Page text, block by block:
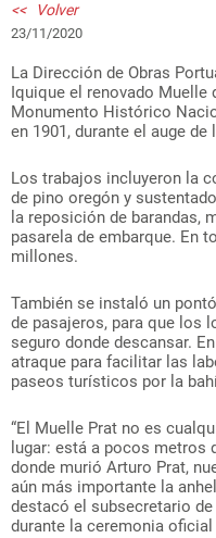
<< Volver
23/11/2020
La Dirección de Obras
Iquique el renovado Muelle
Monumento Histórico
en 1901, durante el auge
Los trabajos incluyeron la
de pino oregón y
la reposición de barandas,
pasarela de embarque. En
millones.
También se instaló un
de pasajeros, para que los
seguro donde descansar.
atraque para facilitar las
paseos turísticos por la
“El Muelle Prat no es
lugar: está a pocos metros
donde murió Arturo Prat,
aún más importante la
destacó el subsecretario
durante la ceremonia